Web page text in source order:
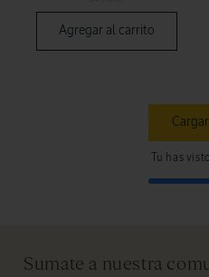
Agregar al carrito
Tu has
Sumate a nuestra